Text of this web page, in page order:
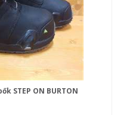
STEP ON BURTON